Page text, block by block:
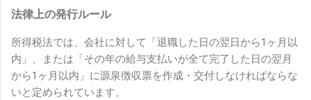
法律上の発行ルール
所得税法では、会社に対して「退職した日の翌日から1ヶ月以
内」、または「その年の給与支払いが全て完了した日の翌月
から1ヶ月以内」に源泉徴収票を作成・交付しなければならな
いと定められています。